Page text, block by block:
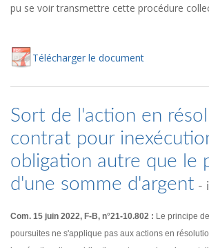
pu se voir transmettre cette procédure
Télécharger le document
Sort de l'action en
contrat pour
obligation autre que le
d'une somme d'argent -
Com. 15 juin 2022, F-B, n°21-10.802 : Le principe
poursuites ne s'applique pas aux actions en